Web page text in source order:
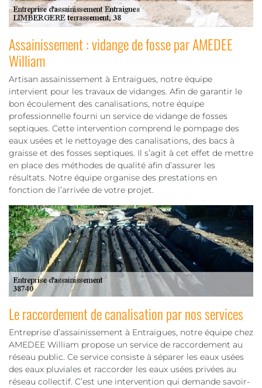
Assainissement : vidange de fosse par AMEDEE
William
Artisan assainissement à Entraigues, notre équipe
intervient pour les travaux de vidanges. Afin de garantir le
bon écoulement des canalisations, notre équipe
professionnelle fourni un service de vidange de fosses
septiques. Cette intervention comprend le pompage des
eaux usées et le nettoyage des canalisations, des bacs à
graisse et des fosses septiques. Il s’agit à cet effet de mettre
en place des méthodes de qualité afin d’assurer les
résultats. Notre équipe organise des prestations en
fonction de l’arrivée de votre projet.
Le raccordement de canalisation par nos services
Entreprise d’assainissement à Entraigues, notre équipe chez
AMEDEE William propose un service de raccordement au
réseau public. Ce service consiste à séparer les eaux usées
des eaux pluviales et raccorder les eaux usées privées au
réseau collectif. C’est une intervention qui demande savoir-